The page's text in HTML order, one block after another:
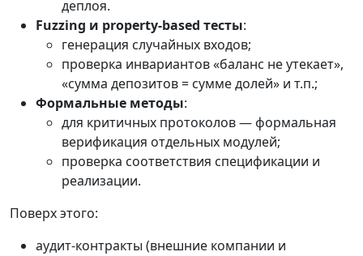
деплоя.
Fuzzing и property-based тесты:
генерация случайных входов;
проверка инвариантов «баланс не утекает»,
«сумма депозитов = сумме долей» и т.п.;
Формальные методы:
для критичных протоколов — формальная
верификация отдельных модулей;
проверка соответствия спецификации и
реализации.
Поверх этого:
аудит-контракты (внешние компании и